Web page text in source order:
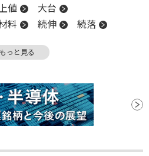
値
大台
料 続伸
続落
もっと見る